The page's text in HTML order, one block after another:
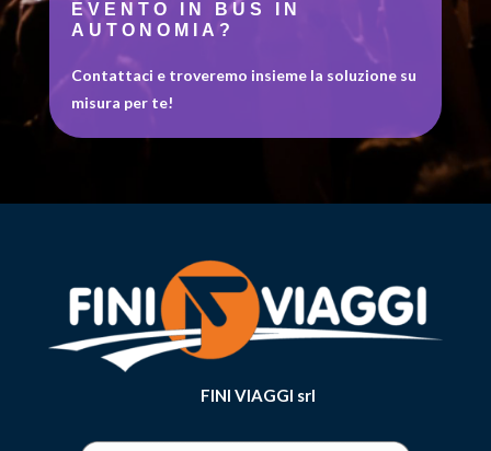
EVENTO IN BUS IN
AUTONOMIA?
Contattaci e troveremo insieme la soluzione su
misura per te!
FINI VIAGGI srl